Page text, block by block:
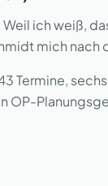
ich weiß,
mich
Termine,
OP-